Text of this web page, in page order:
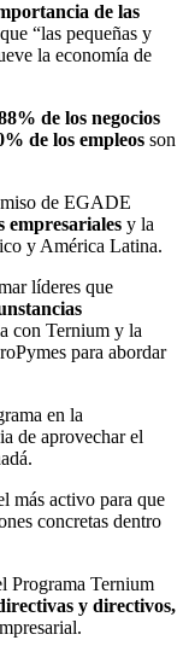
de las
“las pequeñas y
la economía de
de los negocios
de los empleos son
de EGADE
empresariales y la
y América Latina.
líderes que
con Ternium y la
para abordar
en la
de aprovechar el
más activo para que
concretas dentro
Programa Ternium
y directivos,